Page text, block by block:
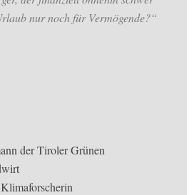
nur noch für Vermögende?“
der Tiroler Grünen